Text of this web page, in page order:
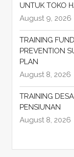
UNTUK TOKO
August 9, 2026
TRAINING
PREVENTION
PLAN
August 8, 2026
TRAINING
PENSIUNAN
August 8, 2026